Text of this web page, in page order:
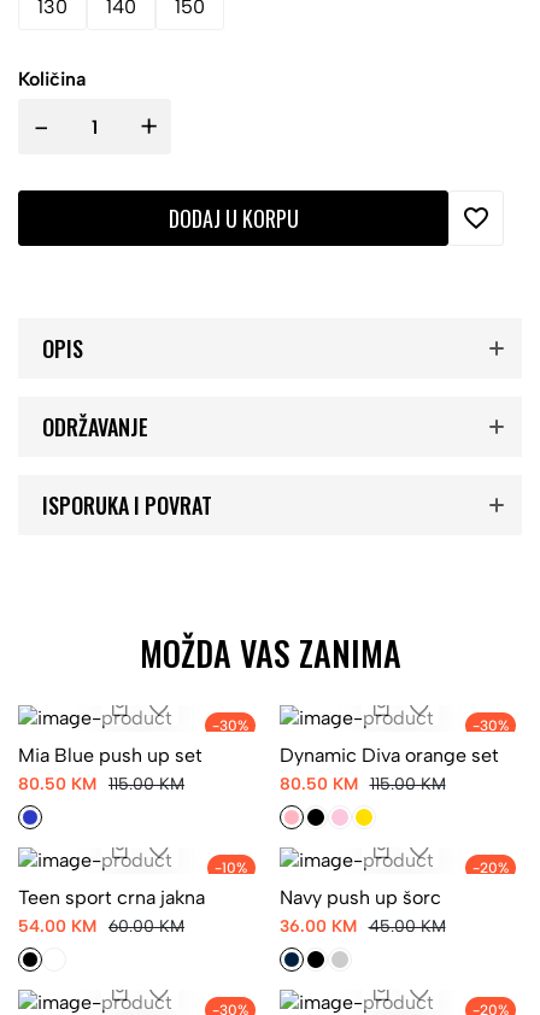
130 140 150
Količina
- +
DODAJ U KORPU
OPIS
ODRŽAVANJE
ISPORUKA I POVRAT
MOŽDA VAS ZANIMA
-30%
Mia Blue push up set
80.50 KM 115.00 KM
-30%
Dynamic Diva orange set
80.50 KM 115.00 KM
-10%
Teen sport crna jakna
54.00 KM 60.00 KM
-20%
Navy push up šorc
36.00 KM 45.00 KM
-30% -20%